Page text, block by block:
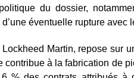
du dossier,
éventuelle rupture avec
Martin, repose sur
contribue à la fabrication de